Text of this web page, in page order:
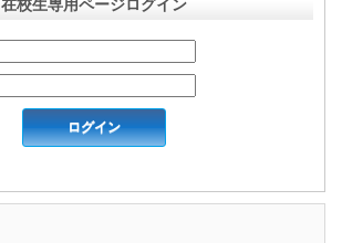
在校生専用ページログイン